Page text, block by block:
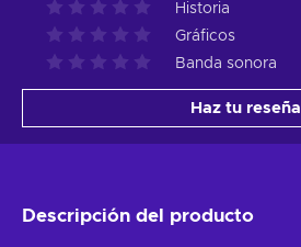
Historia
Gráficos
Banda sonora
Haz tu reseña
Descripción del producto